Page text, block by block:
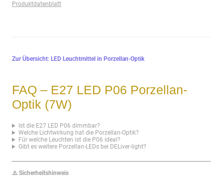
Produktdatenblatt
Zur Übersicht: LED Leuchtmittel in Porzellan-Optik
FAQ – E27 LED P06 Porzellan-
Optik (7W)
Ist die E27 LED P06 dimmbar?
Welche Lichtwirkung hat die Porzellan-Optik?
Für welche Leuchten ist die P06 ideal?
Gibt es weitere Porzellan-LEDs bei DELiver-light?
⚠️ Sicherheitshinweis